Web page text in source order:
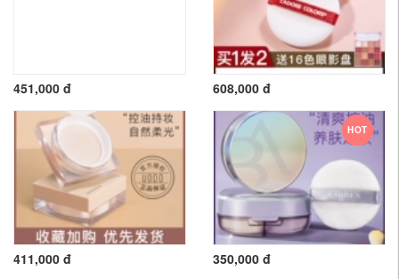
451,000 đ 608,000 đ
411,000 đ
HOT
350,000 đ